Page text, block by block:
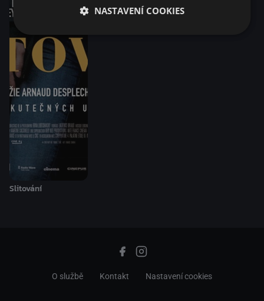
Slitování
O službě Kontakt Nastavení cookies
NASTAVENÍ COOKIES